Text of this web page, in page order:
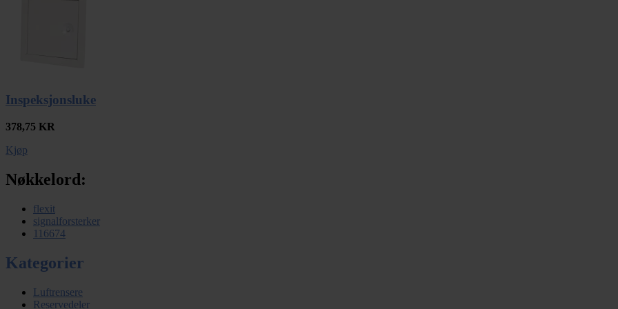
Inspeksjonsluke
378,75 KR
Kjøp
Nøkkelord:
flexit
signalforsterker
116674
Kategorier
Luftrensere
Reservedeler